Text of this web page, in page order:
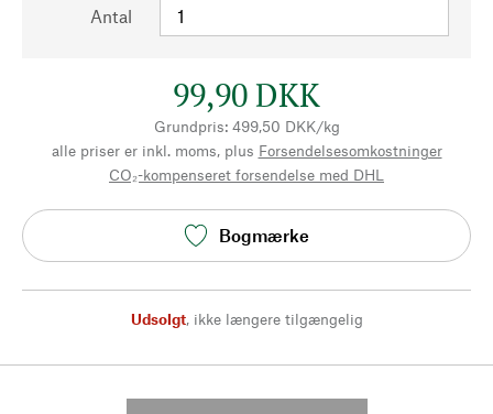
Antal
99,90 DKK
Grundpris: 499,50 DKK/kg
alle priser er inkl. moms, plus Forsendelsesomkostninger
CO₂-kompenseret forsendelse med DHL
Bogmærke
Udsolgt, ikke længere tilgængelig